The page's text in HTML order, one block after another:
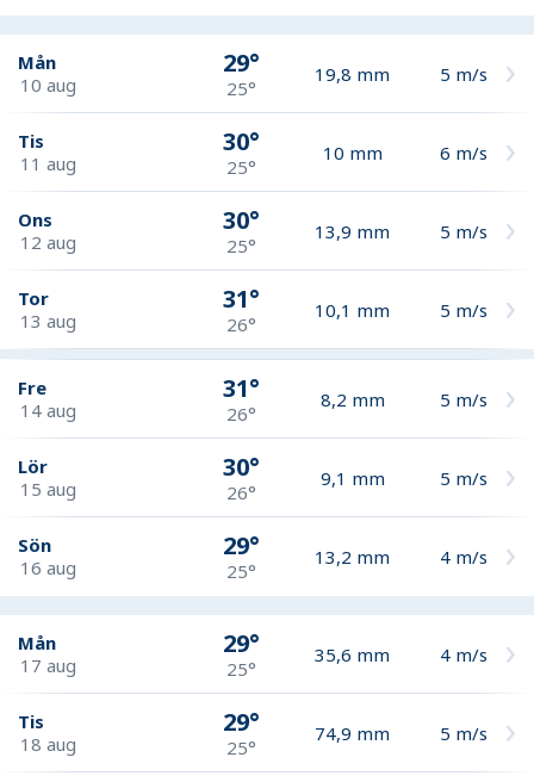
Mån
10 aug
29°
25°
19,8 mm 5 m/s
Tis
11 aug
30°
25°
10 mm 6 m/s
Ons
12 aug
30°
25°
13,9 mm 5 m/s
Tor
13 aug
31°
26°
10,1 mm 5 m/s
Fre
14 aug
31°
26°
8,2 mm 5 m/s
Lör
15 aug
30°
26°
9,1 mm 5 m/s
Sön
16 aug
29°
25°
13,2 mm 4 m/s
Mån
17 aug
29°
25°
35,6 mm 4 m/s
Tis
18 aug
29°
25°
74,9 mm 5 m/s